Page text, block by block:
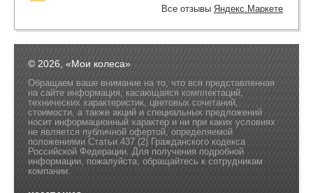
Все отзывы Яндекс.Маркете
© 2026, «Мои колеса»
Обращаем ваше внимание на то, что вся представленная
на сайте информация, касающаяся комплектаций,
технических характеристик, цветовых сочетаний,
стоимости, а также акций и специальных предложений
носит информационный характер и ни при каких условиях
не является публичной офертой, определяемой
положениями Статьи 437 (2) Гражданского кодекса
Российской Федерации. Для получения подробной
информации, пожалуйста, обращайтесь к сотрудникам
компании.